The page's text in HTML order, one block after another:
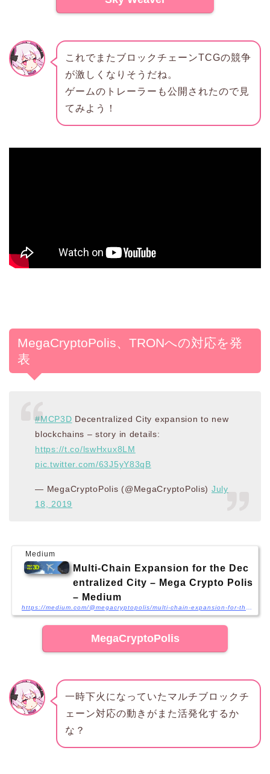
これでまたブロックチェーンTCGの競争
が激しくなりそうだね。
ゲームのトレーラーも公開されたので見
てみよう！
MegaCryptoPolis、TRONへの対応を発
表
#MCP3D Decentralized City expansion to new
blockchains – story in details:
https://t.co/lswHxux8LM
pic.twitter.com/63J5yY83qB
— MegaCryptoPolis (@MegaCryptoPolis) July
18, 2019
Medium
Multi-Chain Expansion for the Dec
entralized City – Mega Crypto Polis
– Medium
https://medium.com/@megacryptopolis/multi-chain-expansion-for-the-decentralized-city-a338621e6f7a
MegaCryptoPolis
一時下火になっていたマルチブロックチ
ェーン対応の動きがまた活発化するか
な？